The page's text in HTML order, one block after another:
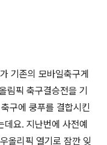
기존의 모바일축구게
림픽 축구결승전을 기
구에 쿵푸를 결합시킨
요. 지난번에 사전예
올리픽 열기로 잠깐 잊